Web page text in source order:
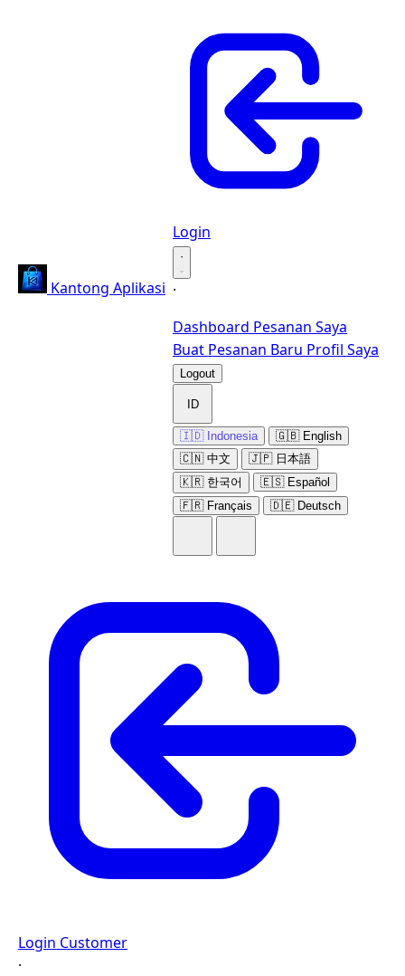
Kantong Aplikasi
Login
·
·
Dashboard Pesanan Saya
Buat Pesanan Baru Profil Saya
Logout
ID
🇮🇩 Indonesia
🇬🇧 English
🇨🇳 中文
🇯🇵 日本語
🇰🇷 한국어
🇪🇸 Español
🇫🇷 Français
🇩🇪 Deutsch
Login Customer
·